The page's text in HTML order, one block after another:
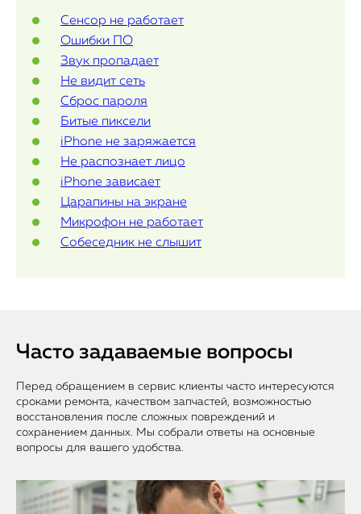
О нас
Контакты
Статьи
Сенсор не работает
Ошибки ПО
Звук пропадает
Не видит сеть
Сброс пароля
Битые пиксели
iPhone не заряжается
Не распознает лицо
iPhone зависает
Царапины на экране
Микрофон не работает
Собеседник не слышит
Часто задаваемые вопросы
Перед обращением в сервис клиенты часто интересуются
сроками ремонта, качеством запчастей, возможностью
восстановления после сложных повреждений и
сохранением данных. Мы собрали ответы на основные
вопросы для вашего удобства.